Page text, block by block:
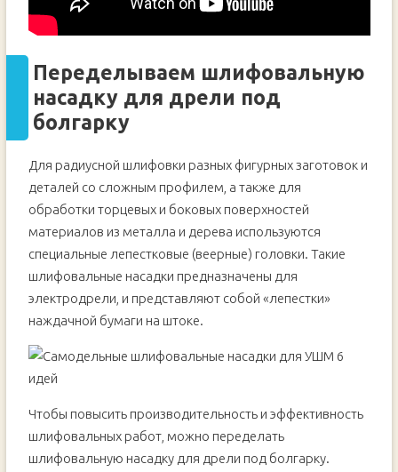
Переделываем шлифовальную
насадку для дрели под
болгарку
Для радиусной шлифовки разных фигурных заготовок и
деталей со сложным профилем, а также для
обработки торцевых и боковых поверхностей
материалов из металла и дерева используются
специальные лепестковые (веерные) головки. Такие
шлифовальные насадки предназначены для
электродрели, и представляют собой «лепестки»
наждачной бумаги на штоке.
Чтобы повысить производительность и эффективность
шлифовальных работ, можно переделать
шлифовальную насадку для дрели под болгарку.